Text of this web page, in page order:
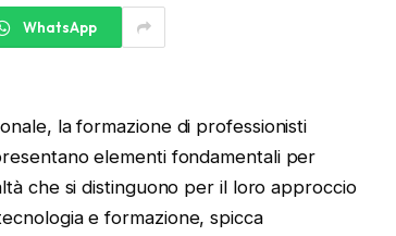
WhatsApp
la formazione di professionisti
elementi fondamentali per
che si distinguono per il loro approccio
e formazione, spicca